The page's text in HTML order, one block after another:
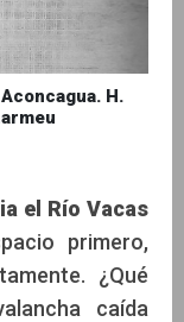
H.
el Río Vacas
primero,
¿Qué
caída